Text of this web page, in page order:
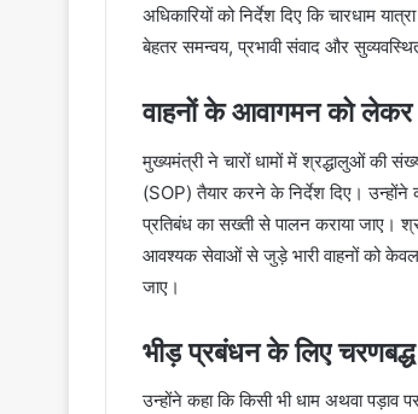
अधिकारियों को निर्देश दिए कि चारधाम
बेहतर समन्वय, प्रभावी संवाद और
वाहनों के आवागमन को लेकर
मुख्यमंत्री ने चारों धामों में श्रद्धालुओं की
(SOP) तैयार करने के निर्देश दिए। उन्होंने
प्रतिबंध का सख्ती से पालन कराया जाए।
आवश्यक सेवाओं से जुड़े भारी वाहनों को केवल
जाए।
भीड़ प्रबंधन के लिए
उन्होंने कहा कि किसी भी धाम अथवा पड़ाव